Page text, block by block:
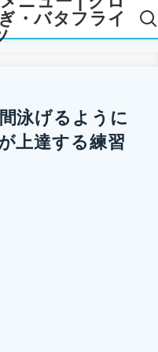
・バタフライ
泳げるように
上達する練習